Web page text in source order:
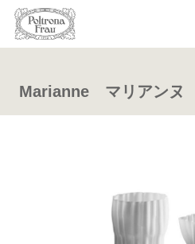
Marianne マリアンヌ